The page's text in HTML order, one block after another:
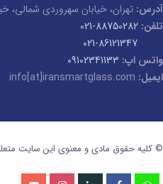
آدرس: تهران، خیابان سهروردی شمالی، خیابان
تلفن: 88750282-021
021-86121347
واتس اپ: 09102341133
ایمیل: info[at]iransmartglass.com
© کلیه حقوق مادی و معنوی این سایت